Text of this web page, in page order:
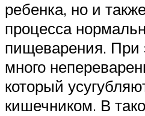
ребенка, но и
процесса
пищеварения. При
много
который
кишечником. В